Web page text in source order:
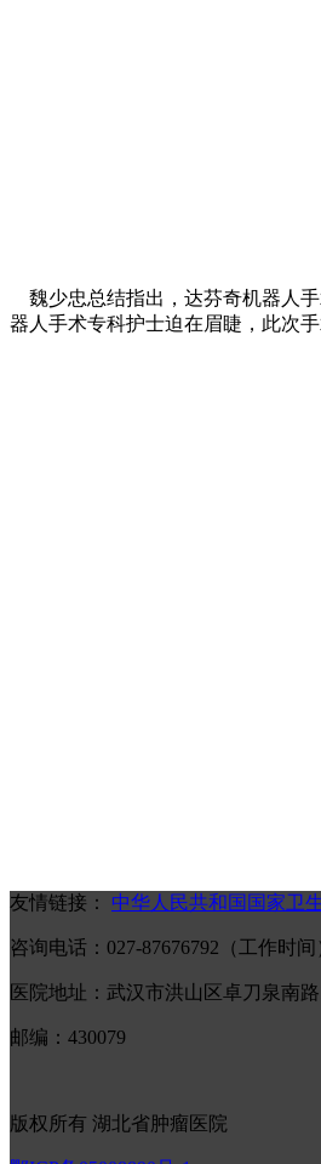
魏少忠总结指出，达芬奇机器人
器人手术专科护士迫在眉睫，此次
友情链接： 中华人民共和国国家卫
咨询电话：027-87676792（工作时
医院地址：武汉市洪山区卓刀泉南路
邮编：430079
版权所有 湖北省肿瘤医院